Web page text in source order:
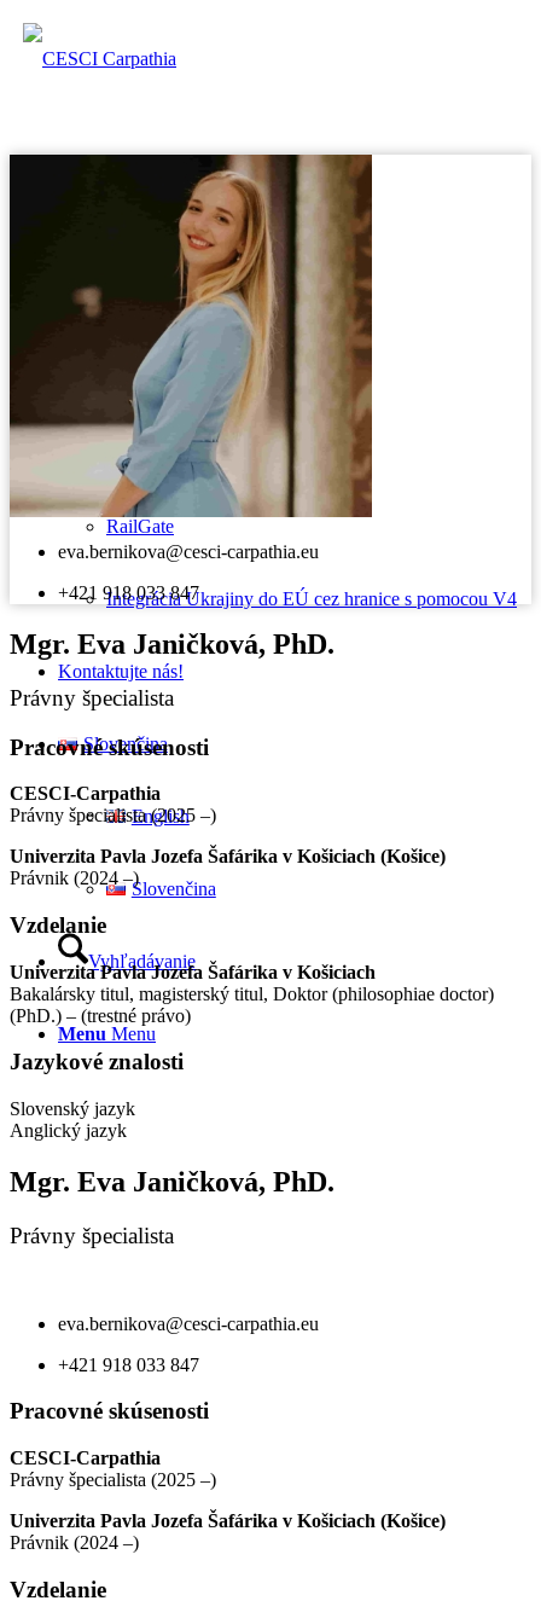
Naše projekty
#ACCESS
NatGate
RailGate
Integrácia Ukrajiny do EÚ cez hranice s pomocou V4
Kontaktujte nás!
Slovenčina
English
Slovenčina
Vyhľadávanie
Menu Menu
eva.bernikova@cesci-carpathia.eu
+421 918 033 847
Mgr. Eva Janičková, PhD.
Právny špecialista
Pracovné skúsenosti
CESCI-Carpathia
Právny špecialista (2025 –)
Univerzita Pavla Jozefa Šafárika v Košiciach (Košice)
Právnik (2024 –)
Vzdelanie
Univerzita Pavla Jozefa Šafárika v Košiciach
Bakalársky titul, magisterský titul, Doktor (philosophiae doctor)
(PhD.) – (trestné právo)
Jazykové znalosti
Slovenský jazyk
Anglický jazyk
Mgr. Eva Janičková, PhD.
Právny špecialista
eva.bernikova@cesci-carpathia.eu
+421 918 033 847
Pracovné skúsenosti
CESCI-Carpathia
Právny špecialista (2025 –)
Univerzita Pavla Jozefa Šafárika v Košiciach (Košice)
Právnik (2024 –)
Vzdelanie